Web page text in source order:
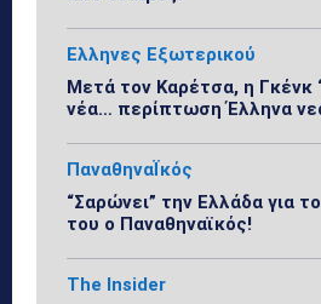
Ελληνες Εξωτερικού
Μετά τον Καρέτσα, η Γκένκ
νέα… περίπτωση Έλληνα
ΠαναθηναΪκός
“Σαρώνει” την Ελλάδα για
του ο Παναθηναϊκός!
The Insider